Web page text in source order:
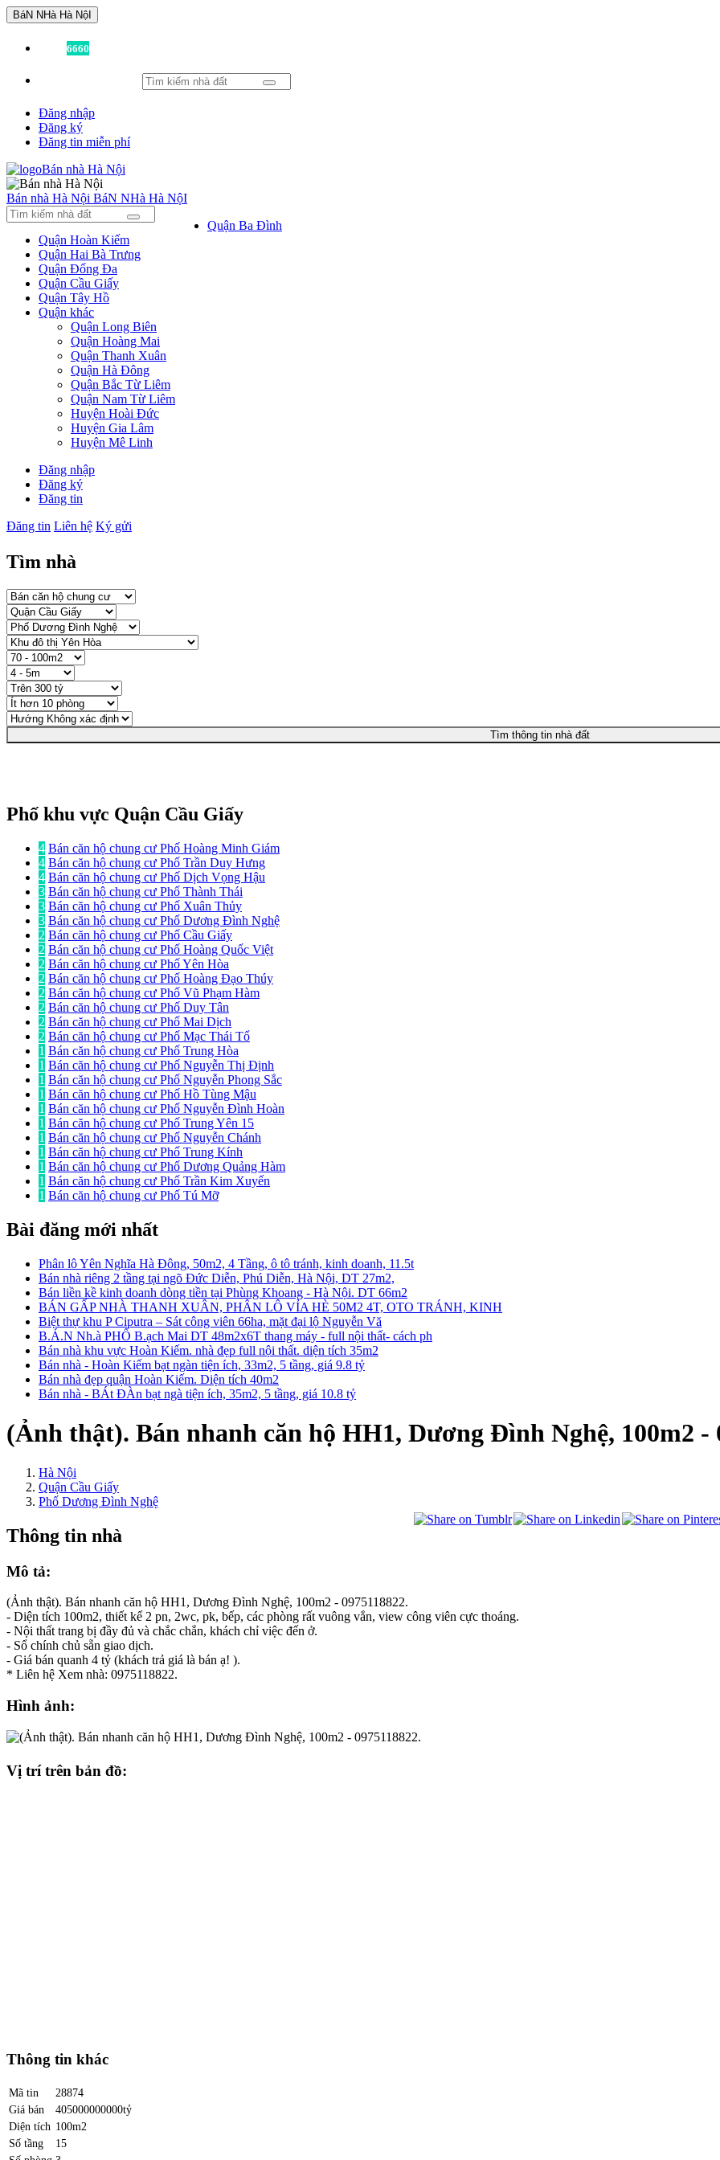
BáN NHà Hà NộI
6660
Đăng nhập
Đăng ký
Đăng tin miễn phí
Bán nhà Hà Nội BáN NHà Hà NộI
Quận Ba Đình
Quận Hoàn Kiếm
Quận Hai Bà Trưng
Quận Đống Đa
Quận Cầu Giấy
Quận Tây Hồ
Quận khác
Quận Long Biên
Quận Hoàng Mai
Quận Thanh Xuân
Quận Hà Đông
Quận Bắc Từ Liêm
Quận Nam Từ Liêm
Huyện Hoài Đức
Huyện Gia Lâm
Huyện Mê Linh
Đăng nhập
Đăng ký
Đăng tin
Đăng tin Liên hệ Ký gửi
Tìm nhà
Tìm thông tin nhà đất
Phố khu vực Quận Cầu Giấy
4 Bán căn hộ chung cư Phố Hoàng Minh Giám
4 Bán căn hộ chung cư Phố Trần Duy Hưng
4 Bán căn hộ chung cư Phố Dịch Vọng Hậu
3 Bán căn hộ chung cư Phố Thành Thái
3 Bán căn hộ chung cư Phố Xuân Thủy
3 Bán căn hộ chung cư Phố Dương Đình Nghệ
2 Bán căn hộ chung cư Phố Cầu Giấy
2 Bán căn hộ chung cư Phố Hoàng Quốc Việt
2 Bán căn hộ chung cư Phố Yên Hòa
2 Bán căn hộ chung cư Phố Hoàng Đạo Thúy
2 Bán căn hộ chung cư Phố Vũ Phạm Hàm
2 Bán căn hộ chung cư Phố Duy Tân
2 Bán căn hộ chung cư Phố Mai Dịch
2 Bán căn hộ chung cư Phố Mạc Thái Tổ
1 Bán căn hộ chung cư Phố Trung Hòa
1 Bán căn hộ chung cư Phố Nguyễn Thị Định
1 Bán căn hộ chung cư Phố Nguyễn Phong Sắc
1 Bán căn hộ chung cư Phố Hồ Tùng Mậu
1 Bán căn hộ chung cư Phố Nguyễn Đình Hoàn
1 Bán căn hộ chung cư Phố Trung Yên 15
1 Bán căn hộ chung cư Phố Nguyễn Chánh
1 Bán căn hộ chung cư Phố Trung Kính
1 Bán căn hộ chung cư Phố Dương Quảng Hàm
1 Bán căn hộ chung cư Phố Trần Kim Xuyến
1 Bán căn hộ chung cư Phố Tú Mỡ
Bài đăng mới nhất
Phân lô Yên Nghĩa Hà Đông, 50m2, 4 Tầng, ô tô tránh, kinh doanh, 11.5t
Bán nhà riêng 2 tầng tại ngõ Đức Diễn, Phú Diễn, Hà Nội, DT 27m2,
Bán liền kề kinh doanh dòng tiền tại Phùng Khoang - Hà Nội. DT 66m2
BÁN GẤP NHÀ THANH XUÂN, PHÂN LÔ VỈA HÈ 50M2 4T, OTO TRÁNH, KINH
Biệt thự khu P Ciputra – Sát công viên 66ha, mặt đại lộ Nguyễn Vă
B.Á.N Nh.à PHỐ B.ạch Mai DT 48m2x6T thang máy - full nội thất- cách ph
Bán nhà khu vực Hoàn Kiếm. nhà đẹp full nội thất. diện tích 35m2
Bán nhà - Hoàn Kiếm bạt ngàn tiện ích, 33m2, 5 tầng, giá 9.8 tỷ
Bán nhà đẹp quận Hoàn Kiếm. Diện tích 40m2
Bán nhà - BÁt ĐÀn bạt ngà tiện ích, 35m2, 5 tầng, giá 10.8 tỷ
(Ảnh thật). Bán nhanh căn hộ HH1, Dương Đình Nghệ, 100m2 -
Hà Nội
Quận Cầu Giấy
Phố Dương Đình Nghệ
Thông tin nhà
Mô tả:
(Ảnh thật). Bán nhanh căn hộ HH1, Dương Đình Nghệ, 100m2 - 0975118822.
- Diện tích 100m2, thiết kế 2 pn, 2wc, pk, bếp, các phòng rất vuông vắn, view công viên cực thoáng.
- Nội thất trang bị đầy đủ và chắc chắn, khách chỉ việc đến ở.
- Sổ chính chủ sẵn giao dịch.
- Giá bán quanh 4 tỷ (khách trả giá là bán ạ! ).
* Liên hệ Xem nhà: 0975118822.
Hình ảnh:
Vị trí trên bản đồ:
Thông tin khác
Mã tin
28874
Giá bán
405000000000tỷ
Diện tích 100m2
Số tầng
15